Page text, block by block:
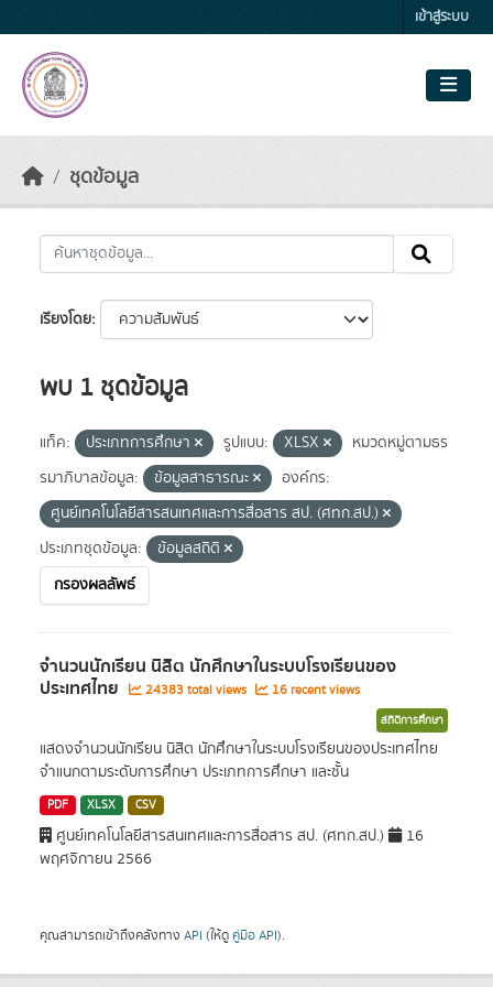
เข้าสู่ระบบ
ชุดข้อมูล
เรียงโดย
พบ 1 ชุดข้อมูล
แท็ค: ประเภทการศึกษา รูปแบบ: XLSX
หมวดหมู่ตามธร
รมาภิบาลข้อมูล:
ข้อมูลสาธารณะ
องค์กร:
ศูนย์เทคโนโลยีสารสนเทศและการสื่อสาร สป. (ศทก.สป.)
ประเภทชุดข้อมูล:
ข้อมูลสถิติ
กรองผลลัพธ์
จำนวนนักเรียน นิสิต นักศึกษาในระบบโรงเรียนของ
ประเทศไทย 24383 total views 16 recent views
สถิติการศึกษา
แสดงจำนวนนักเรียน นิสิต นักศึกษาในระบบโรงเรียนของประเทศไทย
จำแนกตามระดับการศึกษา ประเภทการศึกษา และชั้น
PDF XLSX CSV
ศูนย์เทคโนโลยีสารสนเทศและการสื่อสาร สป. (ศทก.สป.)
16
พฤศจิกายน 2566
คุณสามารถเข้าถึงคลังทาง API (ให้ดู คู่มือ API).